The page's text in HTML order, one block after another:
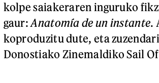
kolpe saiakeraren inguruko
gaur:Anatomía de un instante.
koproduzitu dute, eta
Donostiako Zinemaldiko Sail